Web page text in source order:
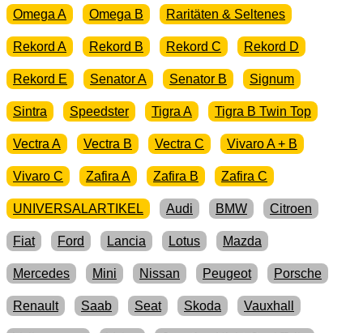
Omega A Omega B Raritäten & Seltenes
Rekord A Rekord B Rekord C Rekord D
Rekord E Senator A Senator B Signum
Sintra Speedster Tigra A Tigra B Twin Top
Vectra A Vectra B Vectra C Vivaro A + B
Vivaro C Zafira A Zafira B Zafira C
UNIVERSALARTIKEL Audi BMW Citroen
Fiat Ford Lancia Lotus Mazda
Mercedes Mini Nissan Peugeot Porsche
Renault Saab Seat Skoda Vauxhall